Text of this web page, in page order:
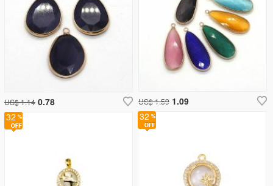
US$ 1.14 0.78
32
US$ 1.59 1.09
32